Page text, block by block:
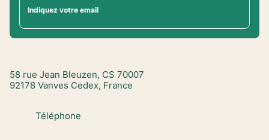
Indiquez votre email
58 rue Jean Bleuzen, CS 70007
92178 Vanves Cedex, France
Téléphone